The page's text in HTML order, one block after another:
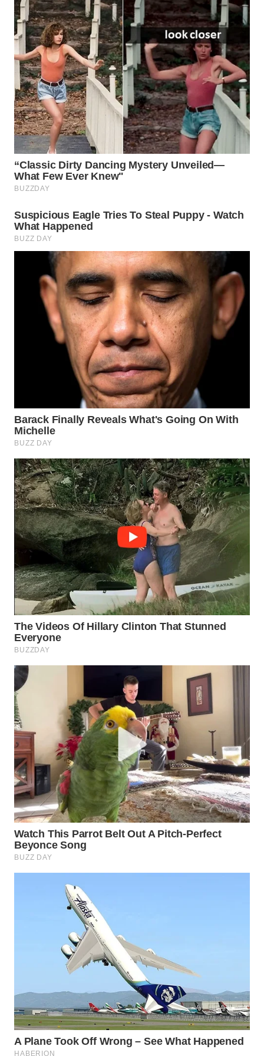
WN
PURWAKARTA
WN
PRIANGAN
TIMUR
WN
SEMARANG
WN
SOLO
WN
BOROBUDUR
WN
SURABAYA
WN
MANDALIKA
WN
LIKUPANG
WN
LABUANBAJO
WN
BORNEO
Wahana
Media
Group
WAHANA
NEWS
WAHANA
ADVOKAT
WAHANA
INFRASTRUKTUR
WAHANA
KONSUMEN
WAHANA
WAHANANEWS
ID
WAHANANEWS